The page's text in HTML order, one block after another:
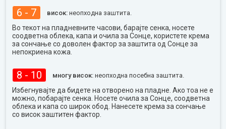
6 - 7 висок: неопходна заштита.
Во текот на пладневните часови, барајте сенка, носете
соодветна облека, капа и очила за Сонце, користете крема
за сончање со доволен фактор за заштита од Сонце за
непокриена кожа.
8 - 10 многу висок: неопходна посебна заштита.
Избегнувајте да бидете на отворено на пладне. Ако тоа не е
можно, побарајте сенка. Носете очила за Сонце, соодветна
облека и капа со широк обод. Нанесете крема за сончање
со висок заштитен фактор.